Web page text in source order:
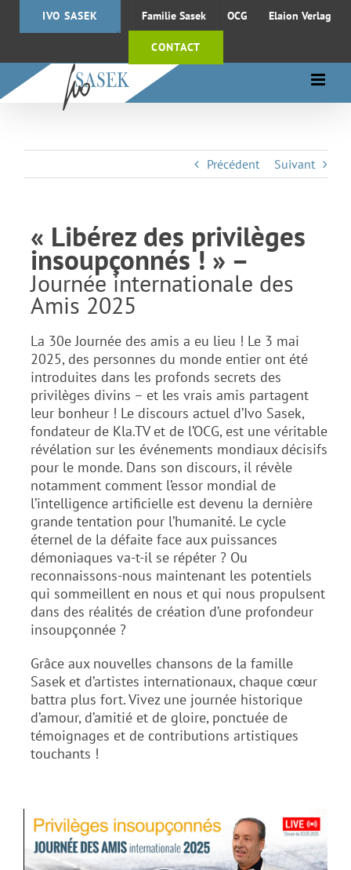
IVO SASEK Familie Sasek OCG Elaion Verlag
CONTACT
Précédent Suivant
« Libérez des privilèges
insoupçonnés ! » –
Journée internationale des
Amis 2025
La 30e Journée des amis a eu lieu ! Le 3 mai
2025, des personnes du monde entier ont été
introduites dans les profonds secrets des
privilèges divins – et les vrais amis partagent
leur bonheur ! Le discours actuel d’Ivo Sasek,
fondateur de Kla.TV et de l’OCG, est une véritable
révélation sur les événements mondiaux décisifs
pour le monde. Dans son discours, il révèle
notamment comment l’essor mondial de
l’intelligence artificielle est devenu la dernière
grande tentation pour l’humanité. Le cycle
éternel de la défaite face aux puissances
démoniaques va-t-il se répéter ? Ou
reconnaissons-nous maintenant les potentiels
qui sommeillent en nous et qui nous propulsent
dans des réalités de création d’une profondeur
insoupçonnée ?
Grâce aux nouvelles chansons de la famille
Sasek et d’artistes internationaux, chaque cœur
battra plus fort. Vivez une journée historique
d’amour, d’amitié et de gloire, ponctuée de
témoignages et de contributions artistiques
touchants !